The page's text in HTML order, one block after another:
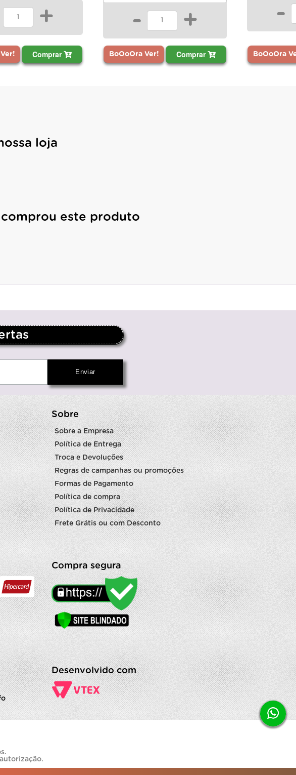
+
Comprar
- +
BoOoOra Ver! Comprar
-
BoOoOra
loja
este produto
Sobre
Sobre a Empresa
Política de Entrega
Troca e Devoluções
Regras de campanhas ou promoções
Formas de Pagamento
Política de compra
Política de Privacidade
Frete Grátis ou com Desconto
Compra segura
Desenvolvido com